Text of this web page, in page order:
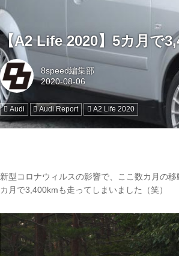
【A2 Life 2020】5カ月で
8speed編集部
Audi Audi Report A2 Life 2020
新型コロナウィルスの影響で、ここ数カ月の
カ月で3,400kmも走ってしまいました（笑）